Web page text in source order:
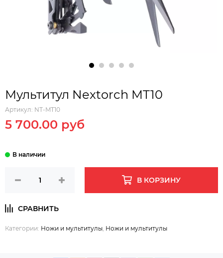
Мультитул Nextorch MT10
Артикул: NT-MT10
5 700.00 руб
В КОРЗИНУ
Категории: Ножи и мультитулы Ножи и мультитулы